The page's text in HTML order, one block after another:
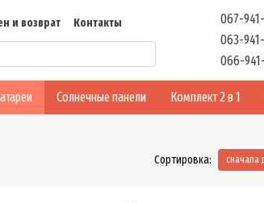
и возврат
Контакты
Отзывы
067-
063-
066-
Солнечные панели Комплект 2 в 1
Сортировка: